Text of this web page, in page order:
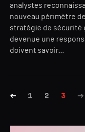
analystes
nouveau périmètre
stratégie de sécurité
devenue une
doivent savoir...
1 2 3